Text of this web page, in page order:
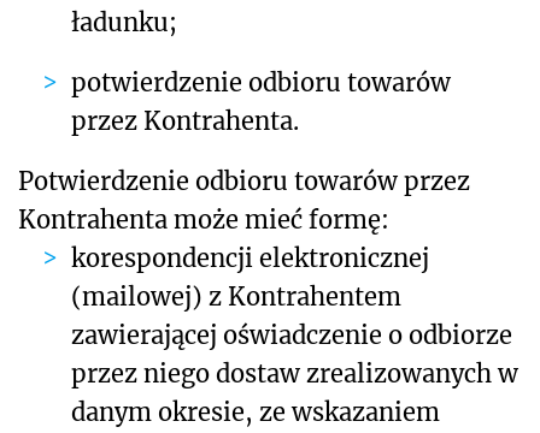
ładunku;
potwierdzenie odbioru towarów
przez Kontrahenta.
Potwierdzenie odbioru towarów przez
Kontrahenta może mieć formę:
korespondencji elektronicznej
(mailowej) z Kontrahentem
zawierającej oświadczenie o odbiorze
przez niego dostaw zrealizowanych w
danym okresie, ze wskazaniem